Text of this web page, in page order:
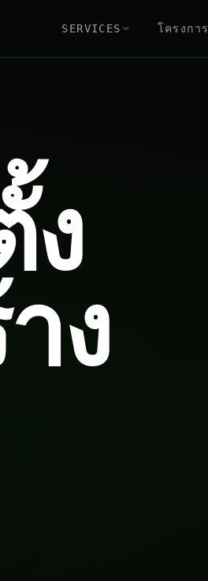
SERVICES โครงการ
ง
ง